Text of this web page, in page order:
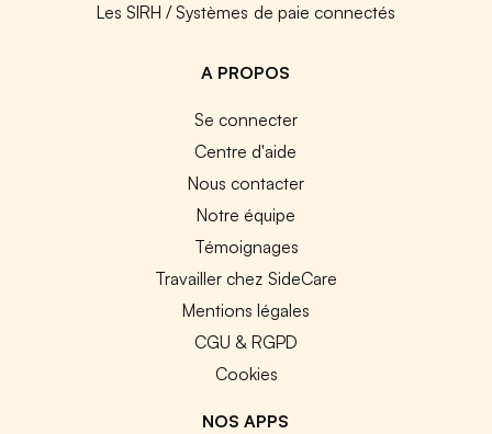
Les SIRH / Systèmes de paie connectés
A PROPOS
Se connecter
Centre d'aide
Nous contacter
Notre équipe
Témoignages
Travailler chez SideCare
Mentions légales
CGU & RGPD
Cookies
NOS APPS